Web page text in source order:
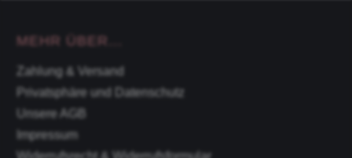
MEHR ÜBER...
Zahlung & Versand
Privatsphäre und Datenschutz
Unsere AGB
Impressum